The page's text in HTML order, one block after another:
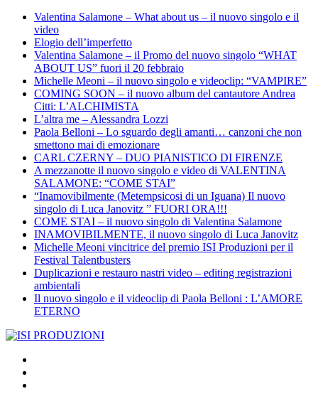
Valentina Salamone – What about us – il nuovo singolo e il
video
Elogio dell’imperfetto
Valentina Salamone – il Promo del nuovo singolo “WHAT
ABOUT US” fuori il 20 febbraio
Michelle Meoni – il nuovo singolo e videoclip: “VAMPIRE”
COMING SOON – il nuovo album del cantautore Andrea
Citti: L’ALCHIMISTA
L’altra me – Alessandra Lozzi
Paola Belloni – Lo sguardo degli amanti… canzoni che non
smettono mai di emozionare
CARL CZERNY – DUO PIANISTICO DI FIRENZE
A mezzanotte il nuovo singolo e video di VALENTINA
SALAMONE: “COME STAI”
“Inamovibilmente (Metempsicosi di un Iguana) Il nuovo
singolo di Luca Janovitz ” FUORI ORA!!!
COME STAI – il nuovo singolo di Valentina Salamone
INAMOVIBILMENTE, il nuovo singolo di Luca Janovitz
Michelle Meoni vincitrice del premio ISI Produzioni per il
Festival Talentbusters
Duplicazioni e restauro nastri video – editing registrazioni
ambientali
Il nuovo singolo e il videoclip di Paola Belloni : L’AMORE
ETERNO